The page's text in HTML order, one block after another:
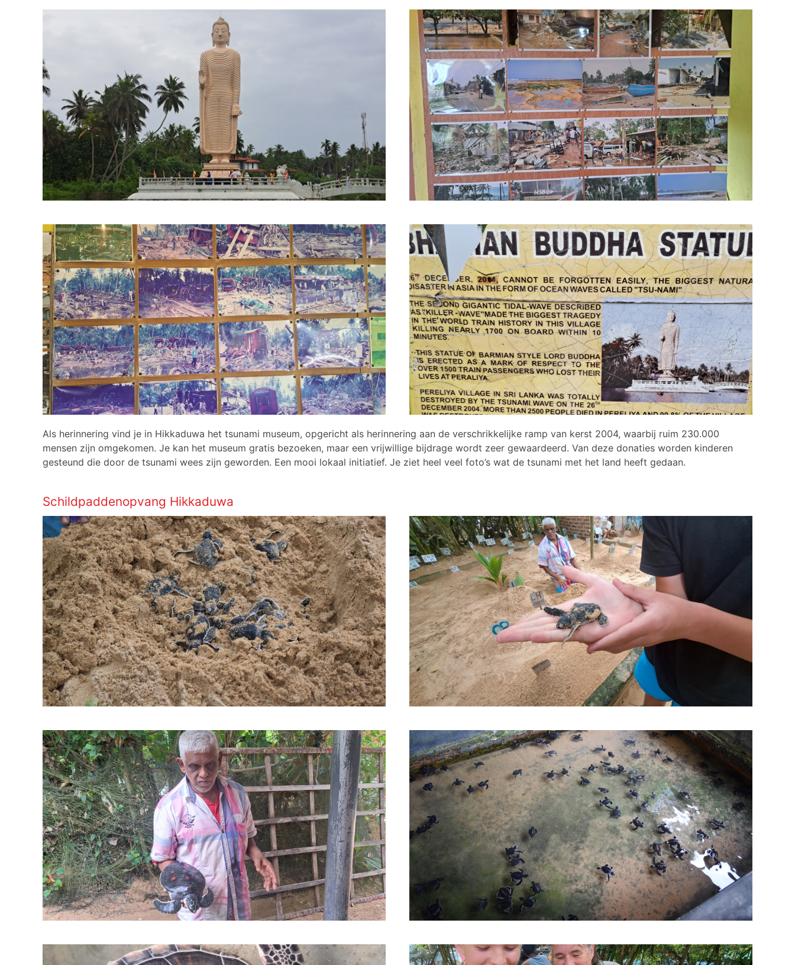
Als herinnering vind je in Hikkaduwa het tsunami museum, opgericht als herinnering aan de verschrikkelijke ramp van kerst 2004, waarbij ruim 230.000
mensen zijn omgekomen. Je kan het museum gratis bezoeken, maar een vrijwillige bijdrage wordt zeer gewaardeerd. Van deze donaties worden kinderen
gesteund die door de tsunami wees zijn geworden. Een mooi lokaal initiatief. Je ziet heel veel foto’s wat de tsunami met het land heeft gedaan.
Schildpaddenopvang Hikkaduwa